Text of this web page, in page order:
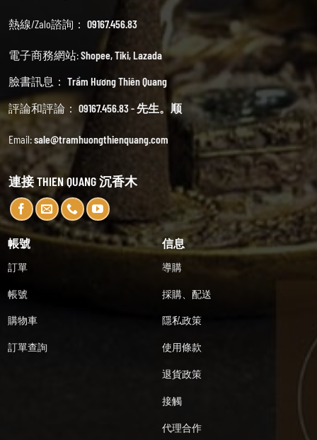
熱線/Zalo諮詢： 09167.456.83
電子商務網站:Shopee,Tiki,Lazada
臉書訊息： Trầm Hương Thiên Quang
評論和評論： 09167.456.83 - 先生。顺
Email:sale@tramhuongthienquang.com
連接 THIEN QUANG 沉香木
帳號
訂單
帳號
購物車
訂單查詢
信息
導購
採購、配送
隱私政策
使用條款
退貨政策
接觸
代理合作